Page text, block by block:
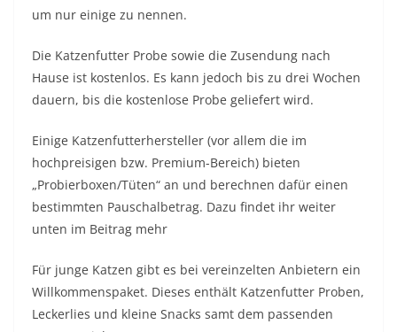
um nur einige zu nennen.
Die Katzenfutter Probe sowie die Zusendung nach
Hause ist kostenlos. Es kann jedoch bis zu drei Wochen
dauern, bis die kostenlose Probe geliefert wird.
Einige Katzenfutterhersteller (vor allem die im
hochpreisigen bzw. Premium-Bereich) bieten
„Probierboxen/Tüten“ an und berechnen dafür einen
bestimmten Pauschalbetrag. Dazu findet ihr weiter
unten im Beitrag mehr
Für junge Katzen gibt es bei vereinzelten Anbietern ein
Willkommenspaket. Dieses enthält Katzenfutter Proben,
Leckerlies und kleine Snacks samt dem passenden